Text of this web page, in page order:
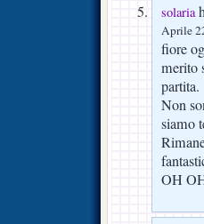
solaria
Aprile
fiore
merito
partita.
Non
siamo
OH